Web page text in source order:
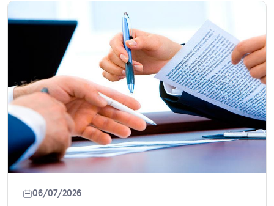
06/07/2026